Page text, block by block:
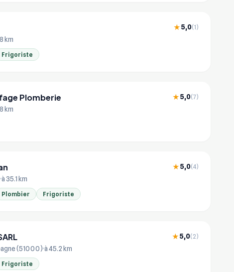
★5,0(1)
km
Frigoriste
Plomberie ★5,0(7)
km
★5,0(4)
à 35.1 km
Plombier Frigoriste
★5,0(2)
(51000) à 45.2 km
Frigoriste